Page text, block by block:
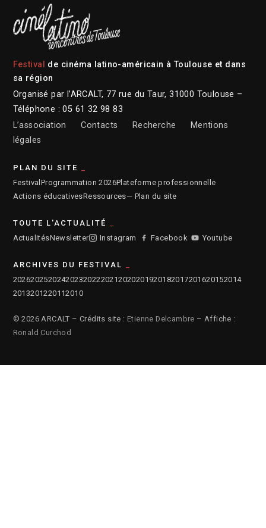
Festival
de cinéma latino-américain à Toulouse et dans
sa région
Organisé par l’ARCALT, 77 rue du Taur, 31000 Toulouse –
Téléphone : 05 61 32 98 83
L’association
Contacts Recherche
Mentions
légales
PLAN DU SITE
Festival Programmation 2026Plateforme professionnelle
Actions éducativesRessources— Plan du site
TOUTE L'ACTUALITÉ
ActualitésNewsletter Instagram Facebook Youtube
ARCHIVES DU FESTIVAL
2026202520242023202220212020201920182017201620152014
2013201220112010
© 2026 ARCALT – Crédits site : Etienne Delcambre – Affiche :
Ronald Curchod